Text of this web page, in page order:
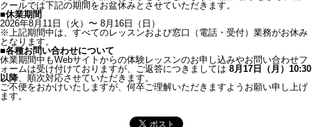
クールでは下記の期間をお盆休みとさせていただきます。
■休業期間
2026年8月11日（火）〜 8月16日（日）
※上記期間中は、すべてのレッスンおよび窓口（電話・受付）業務がお休み
となります。
■各種お問い合わせについて
休業期間中もWebサイトからの体験レッスンのお申し込みやお問い合わせフ
ォームは受け付けておりますが、ご返答につきましては 8月17日（月）10:30
以降 、順次対応させていただきます。
ご不便をおかけいたしますが、何卒ご理解いただきますようお願い申し上げ
ます。